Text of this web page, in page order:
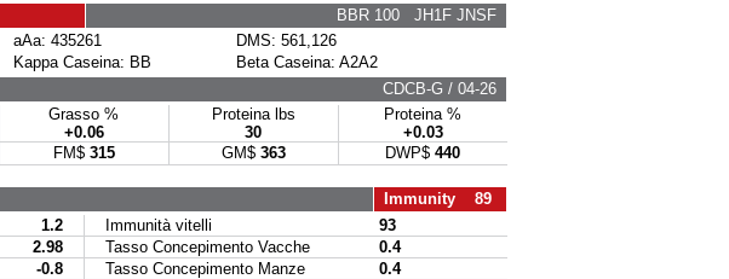
BBR 100 JH1F JNSF
aAa: 435261
DMS: 561,126
Kappa Caseina: BB
Beta Caseina: A2A2
CDCB-G / 04-26
Grasso %
+0.06
Proteina lbs
30
Proteina %
+0.03
FM$ 315 GM$ 363 DWP$ 440
Immunity 89
1.2 Immunità vitelli
93
2.98 Tasso Concepimento Vacche
0.4
-0.8 Tasso Concepimento Manze
0.4